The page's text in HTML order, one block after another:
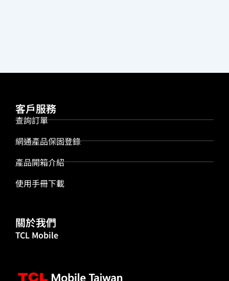
客戶服務
查詢訂單
網通產品保固登錄
產品開箱介紹
使用手冊下載
關於我們
TCL Mobile